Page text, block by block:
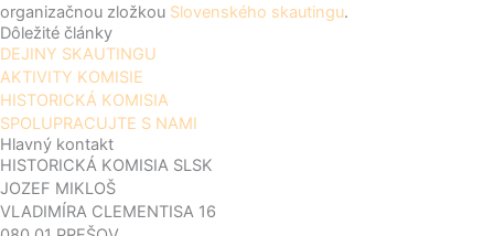
organizačnou zložkou Slovenského skautingu.
Dôležité články
DEJINY SKAUTINGU
AKTIVITY KOMISIE
HISTORICKÁ KOMISIA
SPOLUPRACUJTE S NAMI
Hlavný kontakt
HISTORICKÁ KOMISIA SLSK
JOZEF MIKLOŠ
VLADIMÍRA CLEMENTISA 16